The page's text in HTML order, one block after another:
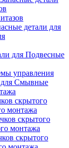
детали для
для Подвесные
управления
для Смывные
скрытого
монтажа
скрытого
монтажа
скрытого